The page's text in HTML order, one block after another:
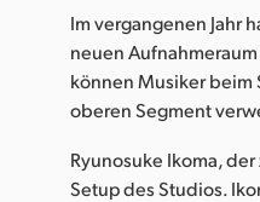
Im vergangenen Jahr
neuen
können Musiker beim
oberen Segment
Ryunosuke Ikoma,
Setup des Studios.